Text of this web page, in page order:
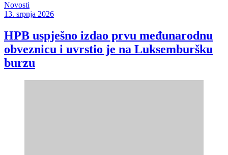
Novosti
13. srpnja 2026
HPB uspješno izdao prvu međunarodnu
obveznicu i uvrstio je na Luksemburšku
burzu